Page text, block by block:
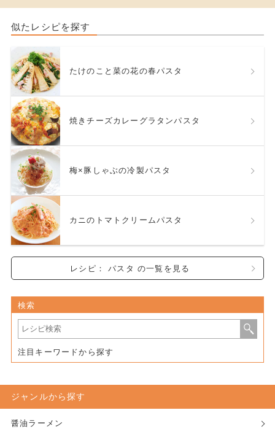
似たレシピを探す
たけのこと菜の花の春パスタ
焼きチーズカレーグラタンパスタ
梅×豚しゃぶの冷製パスタ
カニのトマトクリームパスタ
レシピ： パスタ の一覧を見る
検索
注目キーワードから探す
ジャンルから探す
醤油ラーメン